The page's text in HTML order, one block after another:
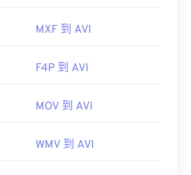
MXF 到 AVI
F4P 到 AVI
MOV 到 AVI
WMV 到 AVI